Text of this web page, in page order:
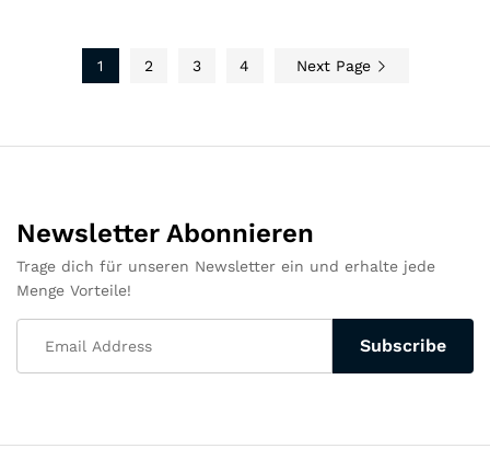
1 2 3 4 Next Page
Newsletter Abonnieren
Trage dich für unseren Newsletter ein und erhalte jede
Menge Vorteile!